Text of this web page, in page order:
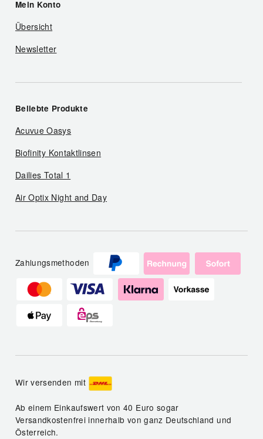
Mein Konto
Übersicht
Newsletter
Beliebte Produkte
Acuvue Oasys
Biofinity Kontaktlinsen
Dailies Total 1
Air Optix Night and Day
Zahlungsmethoden
Wir versenden mit
Ab einem Einkaufswert von 40 Euro sogar
Versandkostenfrei innerhalb von ganz Deutschland und
Österreich.